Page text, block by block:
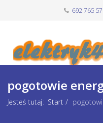
692 765
pogotowie
Jesteś tutaj: Start